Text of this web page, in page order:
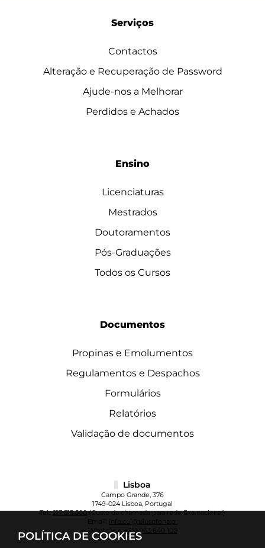
POLÍTICA DE COOKIES
Serviços
Contactos
Alteração e Recuperação de Password
Ajude-nos a Melhorar
Perdidos e Achados
Ensino
Licenciaturas
Mestrados
Doutoramentos
Pós-Graduações
Todos os Cursos
Documentos
Propinas e Emolumentos
Regulamentos e Despachos
Formulários
Relatórios
Validação de documentos
Lisboa
Campo Grande, 376
1749-024 Lisboa, Portugal
Tel.:217 515 500(Custo da chamada para rede fixa nacional)
info.cul@ulusofona.pt
WhatsApp:+351 963 640 100